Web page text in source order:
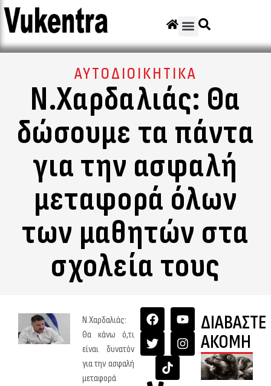
ΑΥΤΟΔΙΟΙΚΗΤΙΚΑ
Ν.Χαρδαλιάς: Θα
δώσουμε τα πάντα
για την ασφαλή
μεταφορά όλων
των μαθητών στα
σχολεία τους
Ν.Χαρδαλιάς:
Θα κάνω ό,τι
είναι δυνατόν
για την ασφαλή
μεταφορά
ΔΙΑΒΑΣΤΕ
ΑΚΟΜΗ